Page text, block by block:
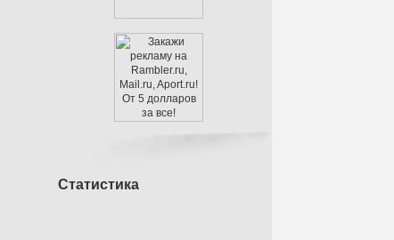
Статистика